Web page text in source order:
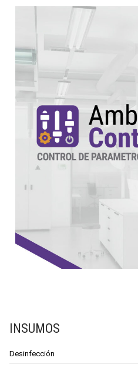
Sistema
Controlá y
temperatura, humedad,
INSUMOS
Desinfección